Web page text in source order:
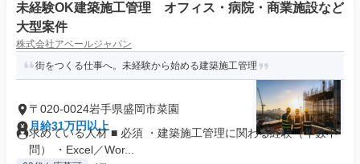
未経験OK建築施工管理 オフィス・病院・商業施設など
大型案件
株式会社アベールジャパン
街をつくる仕事へ。未経験から始める建築施工管理
〒020-0024岩手県盛岡市菜園
月給31万円以上
求めている人材 ■ 必須 ・建築施工管理に関わる経験（年数不
問） ・Excel／Wor...